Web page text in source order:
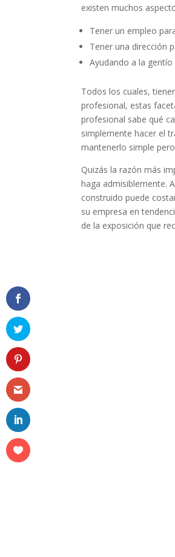
existen muchos
Tener un empleo
Tener una dirección
Ayudando a la
Todos los cuales,
profesional, estas
profesional sabe qué
simplemente hacer el
mantenerlo simple
Quizás la razón más
haga admisiblemente.
construido puede
su empresa en
de la exposición que